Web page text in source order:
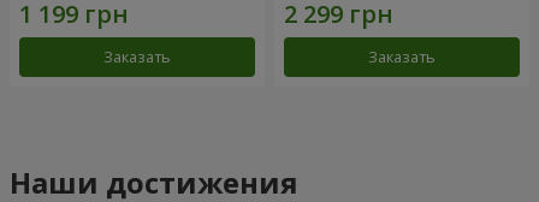
Заказать Заказать
Наши достижения